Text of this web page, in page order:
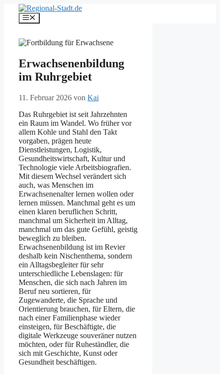
Inhalt
springen
Menü
Erwachsenenbildung
im Ruhrgebiet
11. Februar 2026 von Kai
Das Ruhrgebiet ist seit Jahrzehnten
ein Raum im Wandel. Wo früher vor
allem Kohle und Stahl den Takt
vorgaben, prägen heute
Dienstleistungen, Logistik,
Gesundheitswirtschaft, Kultur und
Technologie viele Arbeitsbiografien.
Mit diesem Wechsel verändert sich
auch, was Menschen im
Erwachsenenalter lernen wollen oder
lernen müssen. Manchmal geht es um
einen klaren beruflichen Schritt,
manchmal um Sicherheit im Alltag,
manchmal um das gute Gefühl, geistig
beweglich zu bleiben.
Erwachsenenbildung ist im Revier
deshalb kein Nischenthema, sondern
ein Alltagsbegleiter für sehr
unterschiedliche Lebenslagen: für
Menschen, die sich nach Jahren im
Beruf neu sortieren, für
Zugewanderte, die Sprache und
Orientierung brauchen, für Eltern, die
nach einer Familienphase wieder
einsteigen, für Beschäftigte, die
digitale Werkzeuge souveräner nutzen
möchten, oder für Ruheständler, die
sich mit Geschichte, Kunst oder
Gesundheit beschäftigen.